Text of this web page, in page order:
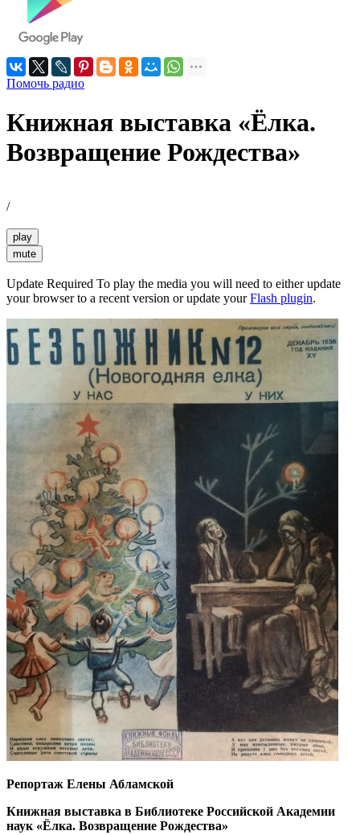
Помочь радио
Книжная выставка «Ёлка.
Возвращение Рождества»
/
play
mute
Update Required To play the media you will need to either update
your browser to a recent version or update yourFlash plugin.
Репортаж Елены Абламской
Книжная выставка в Библиотеке Российской Академии
наук «Ёлка. Возвращение Рождества»